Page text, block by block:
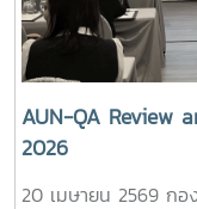
AUN-QA Review
2026
20 เมษายน 2569 ก